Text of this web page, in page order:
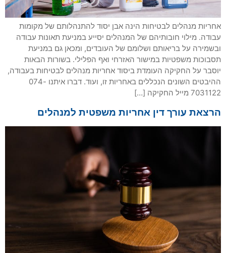
אחריות מנהלים לבטיחות הינה אבן יסוד להתנהלותם של מקומות
עבודה. מילוי חובותיהם של המנהלים יסייע במניעת תאונות עבודה
ובשמירה על בריאותם ושלומם של העובדים, ומכאן גם במניעת
תסבוכות משפטיות במישור האזרחי ואף הפלילי. בשורות הבאות
יוסבר על החקיקה העומדת ביסוד אחריות מנהלים לבטיחות בעבודה,
ההיבטים השונים הנכללים באחריות זו, ועוד. דברו איתנו 074-
7031122 מייל החקיקה […]
הרצאת עורך דין אחריות משפטית למנהלים